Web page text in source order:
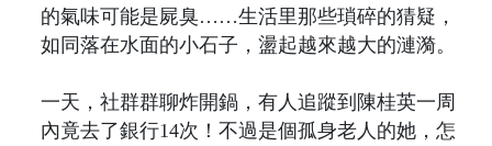
的氣味可能是屍臭……生活里那些瑣碎的猜疑，
如同落在水面的小石子，盪起越來越大的漣漪。
一天，社群群聊炸開鍋，有人追蹤到陳桂英一周
內竟去了銀行14次！不過是個孤身老人的她，怎